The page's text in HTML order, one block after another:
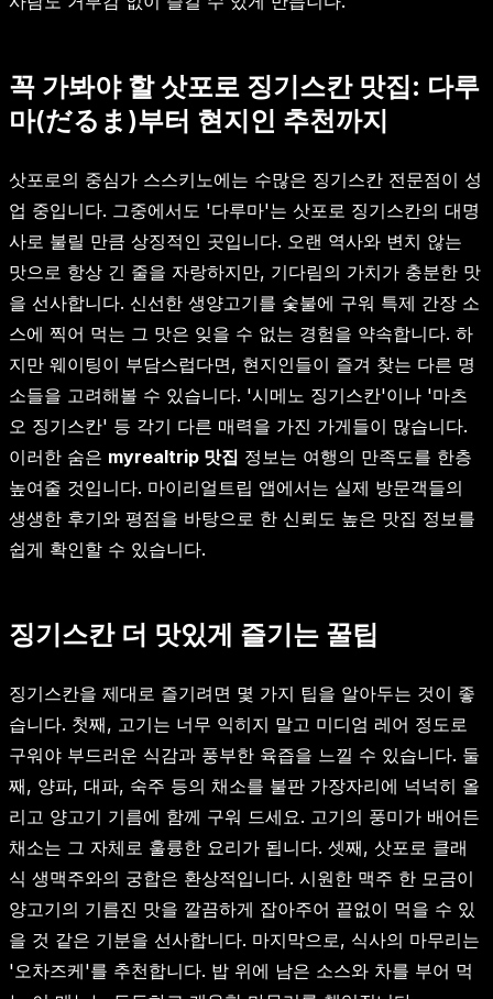
꼭 가봐야 할 삿포로 징기스칸 맛집: 다루
마(だるま)부터 현지인 추천까지
삿포로의 중심가 스스키노에는 수많은 징기스칸 전문점이 성
업 중입니다. 그중에서도 '다루마'는 삿포로 징기스칸의 대명
사로 불릴 만큼 상징적인 곳입니다. 오랜 역사와 변치 않는
맛으로 항상 긴 줄을 자랑하지만, 기다림의 가치가 충분한 맛
을 선사합니다. 신선한 생양고기를 숯불에 구워 특제 간장 소
스에 찍어 먹는 그 맛은 잊을 수 없는 경험을 약속합니다. 하
지만 웨이팅이 부담스럽다면, 현지인들이 즐겨 찾는 다른 명
소들을 고려해볼 수 있습니다. '시메노 징기스칸'이나 '마츠
오 징기스칸' 등 각기 다른 매력을 가진 가게들이 많습니다.
이러한 숨은 myrealtrip 맛집 정보는 여행의 만족도를 한층
높여줄 것입니다. 마이리얼트립 앱에서는 실제 방문객들의
생생한 후기와 평점을 바탕으로 한 신뢰도 높은 맛집 정보를
쉽게 확인할 수 있습니다.
징기스칸 더 맛있게 즐기는 꿀팁
징기스칸을 제대로 즐기려면 몇 가지 팁을 알아두는 것이 좋
습니다. 첫째, 고기는 너무 익히지 말고 미디엄 레어 정도로
구워야 부드러운 식감과 풍부한 육즙을 느낄 수 있습니다. 둘
째, 양파, 대파, 숙주 등의 채소를 불판 가장자리에 넉넉히 올
리고 양고기 기름에 함께 구워 드세요. 고기의 풍미가 배어든
채소는 그 자체로 훌륭한 요리가 됩니다. 셋째, 삿포로 클래
식 생맥주와의 궁합은 환상적입니다. 시원한 맥주 한 모금이
양고기의 기름진 맛을 깔끔하게 잡아주어 끝없이 먹을 수 있
을 것 같은 기분을 선사합니다. 마지막으로, 식사의 마무리는
'오차즈케'를 추천합니다. 밥 위에 남은 소스와 차를 부어 먹